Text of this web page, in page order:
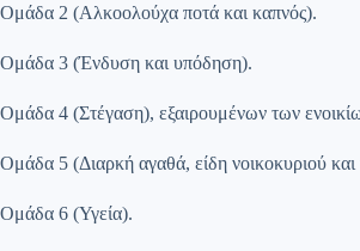
Ομάδα 2 (Αλκοολούχα ποτά και καπνός).
Ομάδα 3 (Ένδυση και υπόδηση).
Ομάδα 4 (Στέγαση), εξαιρουμένων των
Ομάδα 5 (Διαρκή αγαθά, είδη νοικοκυριού και
Ομάδα 6 (Υγεία).